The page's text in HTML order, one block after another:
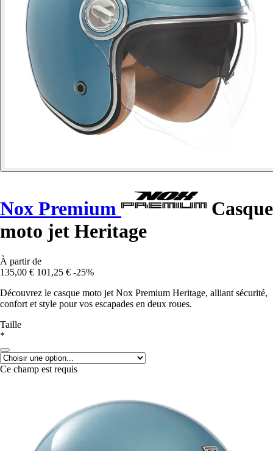
Nox Premium
Casque
moto jet Heritage
À partir de
135,00 € 101,25 € -25%
Découvrez le casque moto jet Nox Premium Heritage, alliant sécurité,
confort et style pour vos escapades en deux roues.
Taille
*
Ce champ est requis